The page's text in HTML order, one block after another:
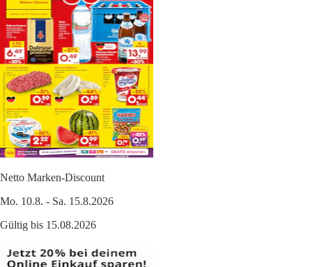
Netto Marken-Discount
Mo. 10.8. - Sa. 15.8.2026
Gültig bis 15.08.2026